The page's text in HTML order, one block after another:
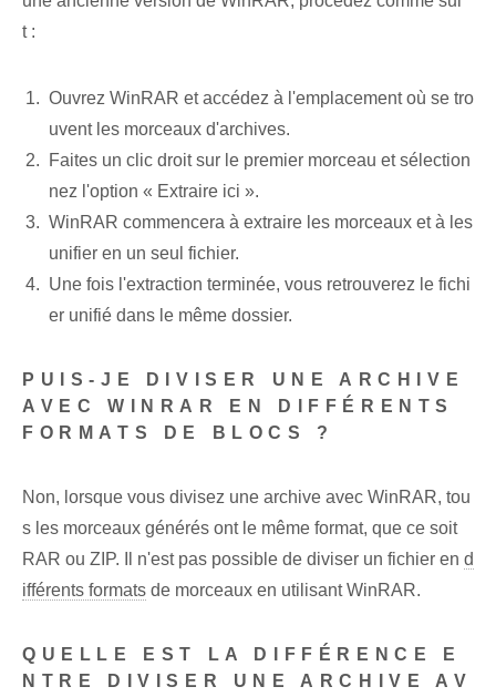
t :
Ouvrez WinRAR et accédez à l'emplacement où se tro
uvent les morceaux d'archives.
Faites un clic droit sur le premier morceau et sélection
nez l'option « Extraire ici ».
WinRAR commencera à extraire les morceaux et à les
unifier en un seul fichier.
Une fois l'extraction terminée, vous retrouverez le fichi
er unifié dans le même dossier.
PUIS-JE DIVISER UNE ARCHIVE
AVEC WINRAR EN DIFFÉRENTS
FORMATS DE BLOCS ?
Non, lorsque vous divisez une archive avec WinRAR, tou
s les morceaux générés ont le même format, que ce soit
RAR ou ZIP. Il n'est pas possible de diviser un fichier en d
ifférents formats de morceaux en utilisant WinRAR.
QUELLE EST LA DIFFÉRENCE E
NTRE DIVISER UNE ARCHIVE AV